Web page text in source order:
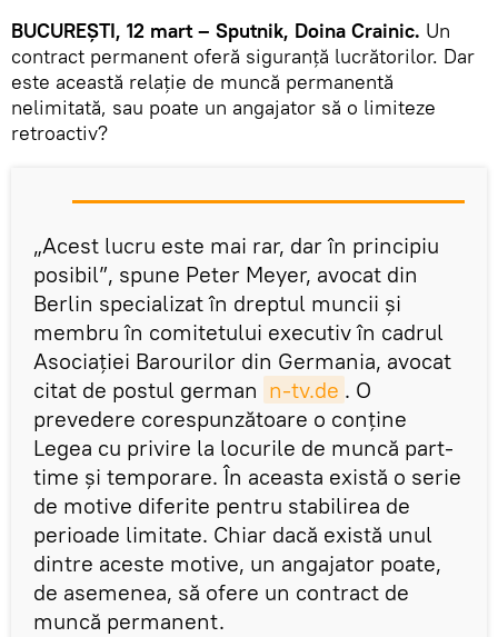
BUCUREŞTI, 12 mart – Sputnik, Doina Crainic. Un
contract permanent oferă siguranţă lucrătorilor. Dar
este această relație de muncă permanentă
nelimitată, sau poate un angajator să o limiteze
retroactiv?
„Acest lucru este mai rar, dar în principiu
posibil”, spune Peter Meyer, avocat din
Berlin specializat în dreptul muncii și
membru în comitetului executiv în cadrul
Asociației Barourilor din Germania, avocat
citat de postul german n-tv.de . O
prevedere corespunzătoare o conţine
Legea cu privire la locurile de muncă part-
time şi temporare. În aceasta există o serie
de motive diferite pentru stabilirea de
perioade limitate. Chiar dacă există unul
dintre aceste motive, un angajator poate,
de asemenea, să ofere un contract de
muncă permanent.